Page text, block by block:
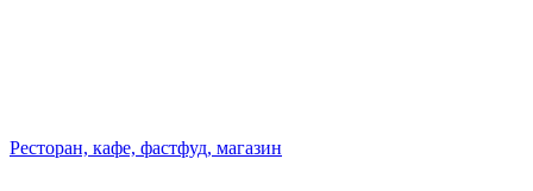
Ресторан, кафе, фастфуд, магазин